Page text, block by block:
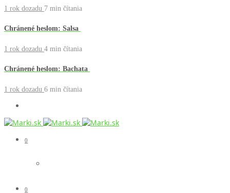
1 rok dozadu 7 min čítania
Chránené heslom: Salsa
1 rok dozadu 4 min čítania
Chránené heslom: Bachata
1 rok dozadu 6 min čítania
0
0